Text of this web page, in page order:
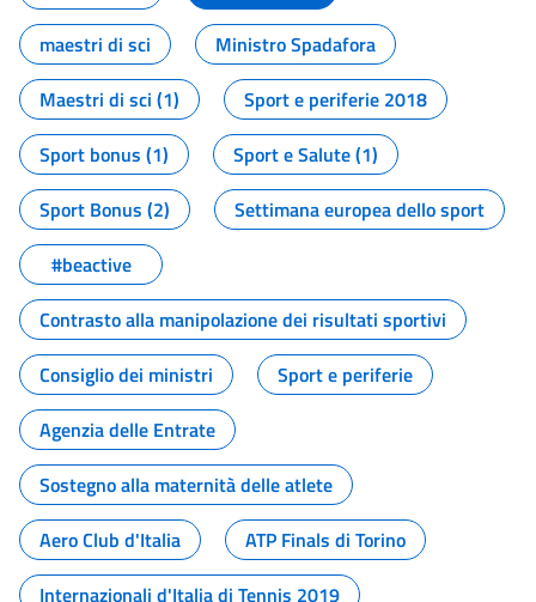
maestri di sci
Ministro Spadafora
Maestri di sci (1)
Sport e periferie 2018
Sport bonus (1)
Sport e Salute (1)
Sport Bonus (2)
Settimana europea dello sport
#beactive
Contrasto alla manipolazione dei risultati sportivi
Consiglio dei ministri
Sport e periferie
Agenzia delle Entrate
Sostegno alla maternità delle atlete
Aero Club d'Italia
ATP Finals di Torino
Internazionali d'Italia di Tennis 2019